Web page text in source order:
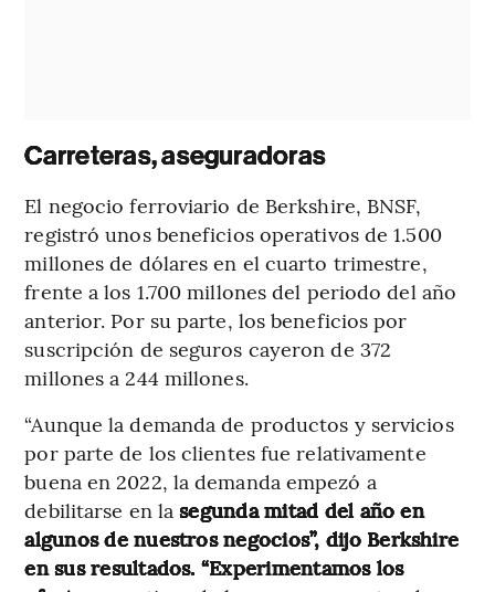
Carreteras, aseguradoras
El negocio ferroviario de Berkshire, BNSF,
registró unos beneficios operativos de 1.500
millones de dólares en el cuarto trimestre,
frente a los 1.700 millones del periodo del año
anterior. Por su parte, los beneficios por
suscripción de seguros cayeron de 372
millones a 244 millones.
“Aunque la demanda de productos y servicios
por parte de los clientes fue relativamente
buena en 2022, la demanda empezó a
debilitarse en lasegunda mitad del año en
algunos de nuestros negocios”, dijo Berkshire
en sus resultados. “Experimentamos los